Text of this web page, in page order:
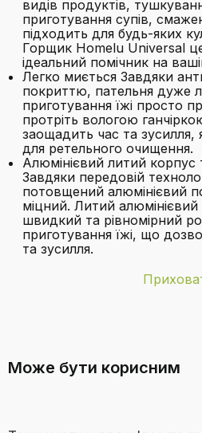
видів продуктів,
приготування супів,
підходить для будь-яких
Горщик Homelu Universal
ідеальний помічник на
Легко миється Завдяки
покриттю, пательня дуже
приготування їжі просто
протріть вологою
заощадить час та зусилля,
для ретельного очищення.
Алюмінієвий литий корпус
Завдяки передовій
потовщений алюмінієвий
міцний. Литий
швидкий та рівномірний
приготування їжі, що
та зусилля.
Може бути корисним